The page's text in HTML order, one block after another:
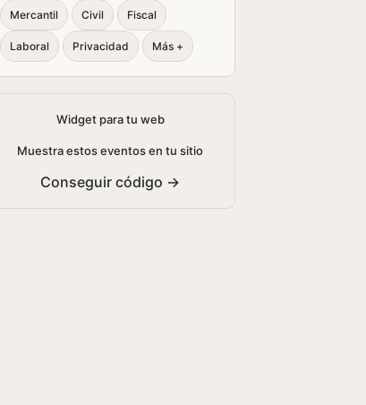
Mercantil Civil Fiscal
Laboral Privacidad Más +
Widget para tu web
Muestra estos eventos en tu sitio
Conseguir código →